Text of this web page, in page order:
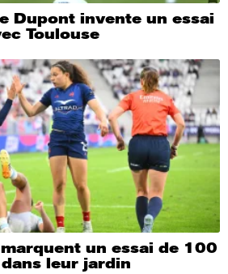
Dupont invente un essai
Toulouse
un essai de 100
leur jardin